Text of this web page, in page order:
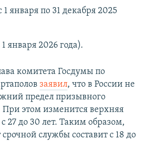
1 января по 31 декабря 2025
января 2026 года).
комитета Госдумы по
заявил, что в России не
предел призывного
При этом изменится верхняя
27 до 30 лет. Таким образом,
службы составит с 18 до